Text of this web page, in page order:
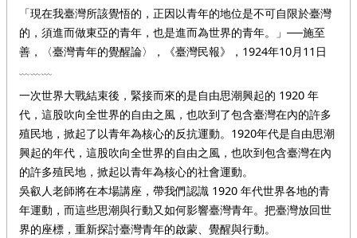
「現在我臺灣所該覺悟的，正因以青年的地位是不可自限於臺灣
的，須進而做東亞的青年，也是進而為世界的青年。」──施至
善，〈臺灣青年的覺醒論〉，《臺灣民報》，1924年10月11日
﹏﹏﹏
一次世界大戰結束後，緊接而來的是自由思潮興起的 1920 年
代，這股吹向全世界的自由之風，也吹到了包含臺灣在內的許多
殖民地，掀起了以青年為核心的反抗運動。1920年代是自由思潮
興起的年代，這股吹向全世界的自由之風，也吹到包含臺灣在內
的許多殖民地，掀起以青年為核心的社會運動。
吳叡人老師將在本場講座，帶我們認識 1920 年代世界各地的青
年運動，而這些思潮與行動又如何影響臺灣青年。把臺灣放回世
界的座標，重新探討臺灣青年的啟蒙、覺醒與行動。